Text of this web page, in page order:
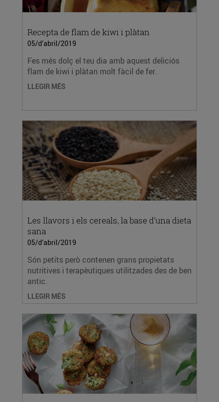
Recepta de flam de kiwi i plàtan
05/d’abril/2019
Fes més dolç el teu dia amb aquest deliciós
flam de kiwi i plàtan molt fàcil de fer.
LLEGIR MÉS
Les llavors i els cereals, la base d’una dieta
sana
05/d’abril/2019
Són petits però contenen grans propietats
nutritives i terapèutiques utilitzades des de ben
antic.
LLEGIR MÉS